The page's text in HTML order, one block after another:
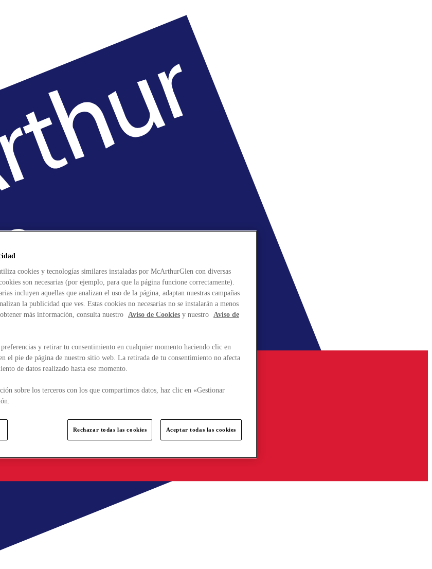
cookies y tecnologías similares instaladas por McArthurGlen con diversas
son necesarias (por ejemplo, para que la página funcione correctamente).
incluyen aquellas que analizan el uso de la página, adaptan nuestras campañas
la publicidad que ves. Estas cookies no necesarias no se instalarán a menos
más información, consulta nuestro Aviso de Cookies y nuestro Aviso de
y retirar tu consentimiento en cualquier momento haciendo clic en
el pie de página de nuestro sitio web. La retirada de tu consentimiento no afecta
de datos realizado hasta ese momento.
sobre los terceros con los que compartimos datos, haz clic en «Gestionar
Rechazar todas las cookies Aceptar todas las cookies